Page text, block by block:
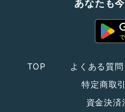
あなたも
TOP よくある質問
特定商取
資金決済